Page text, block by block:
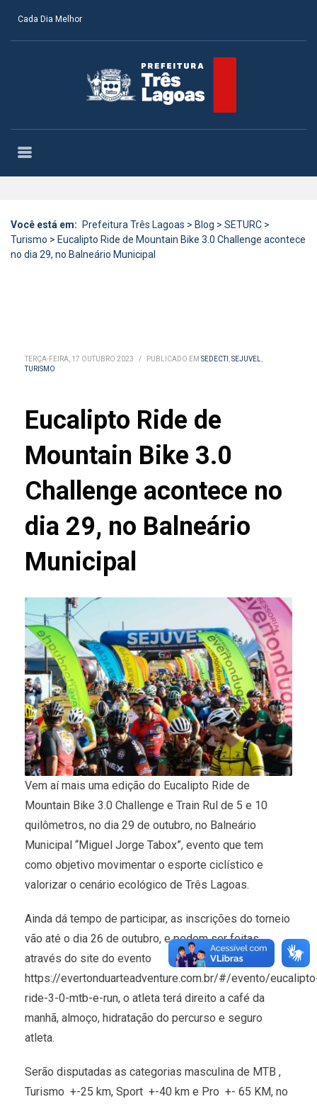
Cada Dia Melhor
Você está em: Prefeitura Três Lagoas > Blog > SETURC >
Turismo > Eucalipto Ride de Mountain Bike 3.0 Challenge acontece
no dia 29, no Balneário Municipal
TERÇA-FEIRA, 17 OUTUBRO 2023 / PUBLICADO EM SEDECTI ,SEJUVEL,
TURISMO
Eucalipto Ride de
Mountain Bike 3.0
Challenge acontece no
dia 29, no Balneário
Municipal
Vem aí mais uma edição do Eucalipto Ride de
Mountain Bike 3.0 Challenge e Train Rul de 5 e 10
quilômetros, no dia 29 de outubro, no Balneário
Municipal “Miguel Jorge Tabox”, evento que tem
como objetivo movimentar o esporte ciclístico e
valorizar o cenário ecológico de Três Lagoas.
Ainda dá tempo de participar, as inscrições do torneio
vão até o dia 26 de outubro, e podem ser feitas
através do site do evento
https://evertonduarteadventure.com.br/#/evento/
ride-3-0-mtb-e-run, o atleta terá direito a café da
manhã, almoço, hidratação do percurso e seguro
atleta.
Serão disputadas as categorias masculina de MTB ,
Turismo +-25 km, Sport +-40 km e Pro +- 65 KM, no